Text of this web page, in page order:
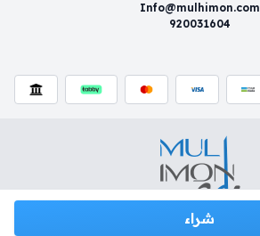
شراء
Info@mulhimon.com
920031604